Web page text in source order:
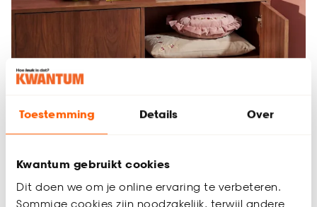
Toestemming Details Over
Kwantum gebruikt cookies
Dit doen we om je online ervaring te verbeteren.
Sommige cookies zijn noodzakelijk, terwijl andere